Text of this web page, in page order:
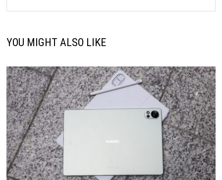
YOU MIGHT ALSO LIKE